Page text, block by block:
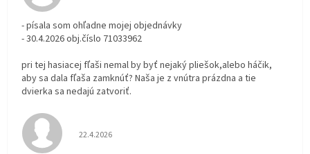
- písala som ohľadne mojej objednávky
- 30.4.2026 obj.číslo 71033962
pri tej hasiacej fľaši nemal by byť nejaký pliešok,alebo háčik,
aby sa dala fľaša zamknúť? Naša je z vnútra prázdna a tie
dvierka sa nedajú zatvoriť.
Hodnotenie obchodu je 5 z 5 hviezdičiek.
22.4.2026